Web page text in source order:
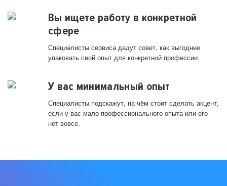
Вы ищете работу в конкретной
сфере
Специалисты сервиса дадут совет, как выгоднее
упаковать свой опыт для конкретной профессии.
У вас минимальный опыт
Специалисты подскажут, на чём стоит сделать акцент,
если у вас мало профессионального опыта или его
нет вовсе.